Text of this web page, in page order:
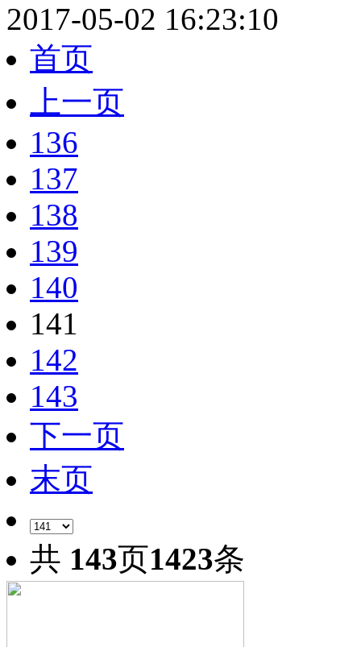
2017-05-02 16:23:10
首页
上一页
136
137
138
139
140
141
142
143
下一页
末页
共 143页1423条